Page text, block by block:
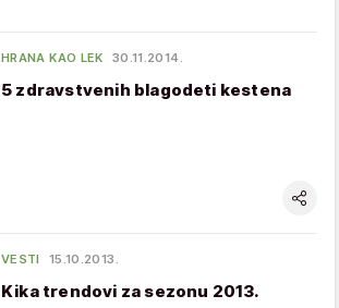
HRANA KAO LEK 30.11.2014.
5 zdravstvenih blagodeti kestena
VESTI 15.10.2013.
Kika trendovi za sezonu 2013.